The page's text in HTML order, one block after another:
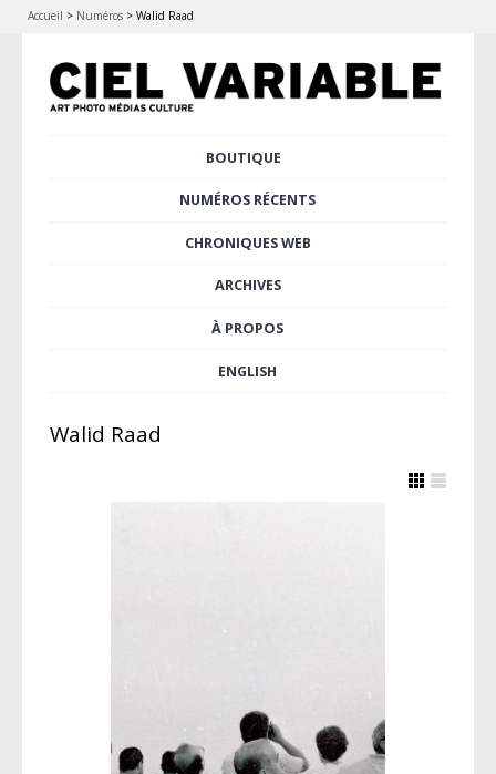
Accueil > Numéros > Walid Raad
BOUTIQUE
NUMÉROS RÉCENTS
CHRONIQUES WEB
ARCHIVES
À PROPOS
ENGLISH
Walid Raad